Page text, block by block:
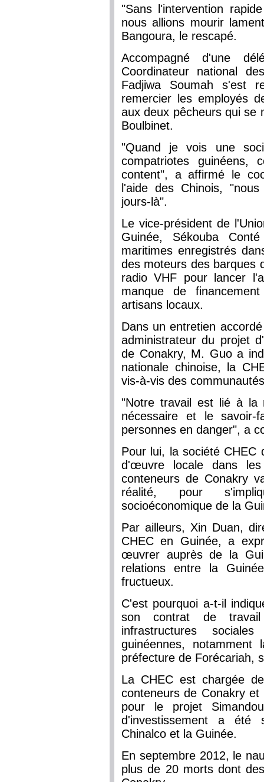
"Sans l'intervention
nous allions mourir
Bangoura, le rescapé.
Accompagné d'une
Coordinateur national
Fadjiwa Soumah s'est
remercier les employés
aux deux pêcheurs qui se
Boulbinet.
"Quand je vois une
compatriotes
content", a affirmé le
l'aide des Chinois,
jours-là".
Le vice-président de
Guinée, Sékouba
maritimes enregistrés
des moteurs des barques
radio VHF pour lancer
manque de
artisans locaux.
Dans un entretien
administrateur du projet
de Conakry, M. Guo a
nationale chinoise, la
vis-à-vis des
"Notre travail est lié à la
nécessaire et le savoir-
personnes en danger", a
Pour lui, la société CHEC
d'œuvre locale dans
conteneurs de Conakry
réalité, pour
socioéconomique de la
Par ailleurs, Xin Duan,
CHEC en Guinée, a
œuvrer auprès de la
relations entre la
fructueux.
C'est pourquoi a-t-il
son contrat de
infrastructures
guinéennes,
préfecture de Forécariah,
La CHEC est chargée
conteneurs de Conakry
pour le projet
d'investissement a été
Chinalco et la Guinée.
En septembre 2012, le
plus de 20 morts dont